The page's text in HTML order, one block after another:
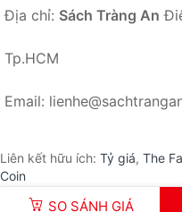
SO SÁNH GIÁ
Địa chỉ: Sách Tràng An
Tp.HCM
Email:
Liên kết hữu ích: Tỷ giá, The
Coin